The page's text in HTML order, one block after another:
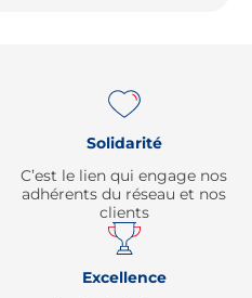
Solidarité
C’est le lien qui engage nos
adhérents du réseau et nos
clients
Excellence